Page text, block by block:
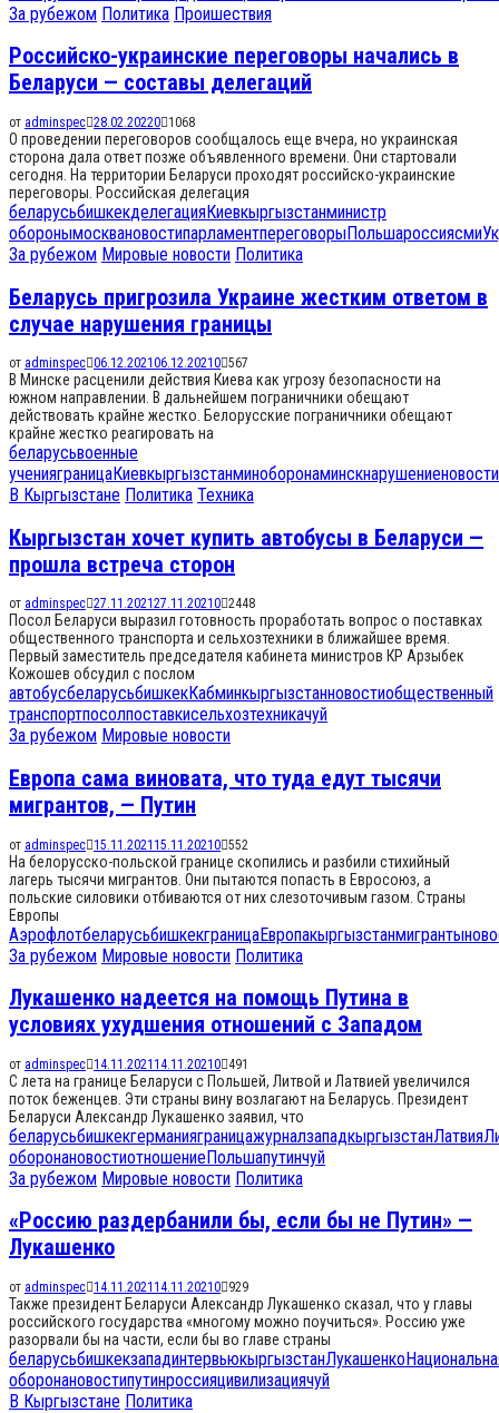
За рубежом Политика Проишествия
Российско-украинские переговоры начались в
Беларуси — составы делегаций
от adminspec 28.02.20220 1068
О проведении переговоров сообщалось еще вчера, но украинская
сторона дала ответ позже объявленного времени. Они стартовали
сегодня. На территории Беларуси проходят российско-украинские
переговоры. Российская делегация
беларусьбишкекделегацияКиевкыргызстанминистр
оборонымосквановостипарламентпереговорыПольшароссиясми
За рубежом Мировые новости Политика
Беларусь пригрозила Украине жестким ответом в
случае нарушения границы
от adminspec 06.12.202106.12.20210 567
В Минске расценили действия Киева как угрозу безопасности на
южном направлении. В дальнейшем пограничники обещают
действовать крайне жестко. Белорусские пограничники обещают
крайне жестко реагировать на
беларусьвоенные
ученияграницаКиевкыргызстанминоборонаминскнарушениеновости
В Кыргызстане Политика Техника
Кыргызстан хочет купить автобусы в Беларуси —
прошла встреча сторон
от adminspec 27.11.202127.11.20210 2448
Посол Беларуси выразил готовность проработать вопрос о поставках
общественного транспорта и сельхозтехники в ближайшее время.
Первый заместитель председателя кабинета министров КР Арзыбек
Кожошев обсудил с послом
автобусбеларусьбишкекКабминкыргызстанновостиобщественный
транспортпосолпоставкисельхозтехникачуй
За рубежом Мировые новости
Европа сама виновата, что туда едут тысячи
мигрантов, — Путин
от adminspec 15.11.2021 15.11.20210 552
На белорусско-польской границе скопились и разбили стихийный
лагерь тысячи мигрантов. Они пытаются попасть в Евросоюз, а
польские силовики отбиваются от них слезоточивым газом. Страны
Европы
АэрофлотбеларусьбишкекграницаЕвропакыргызстанмигранты
За рубежом Мировые новости Политика
Лукашенко надеется на помощь Путина в
условиях ухудшения отношений с Западом
от adminspec 14.11.2021 14.11.20210 491
С лета на границе Беларуси с Польшей, Литвой и Латвией увеличился
поток беженцев. Эти страны вину возлагают на Беларусь. Президент
Беларуси Александр Лукашенко заявил, что
беларусьбишкекгерманияграницажурналзападкыргызстанЛатвия
оборонановостиотношениеПольшапутинчуй
За рубежом Мировые новости Политика
«Россию раздербанили бы, если бы не Путин» —
Лукашенко
от adminspec 14.11.2021 14.11.20210 929
Также президент Беларуси Александр Лукашенко сказал, что у главы
российского государства «многому можно поучиться». Россию уже
разорвали бы на части, если бы во главе страны
беларусьбишкекзападинтервьюкыргызстанЛукашенко
оборонановостипутинроссияцивилизациячуй
В Кыргызстане Политика